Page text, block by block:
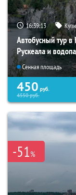
16:39:12
Автобусный тур
Рускеала и
Сенная площадь
450 руб.
4550руб.
-51%